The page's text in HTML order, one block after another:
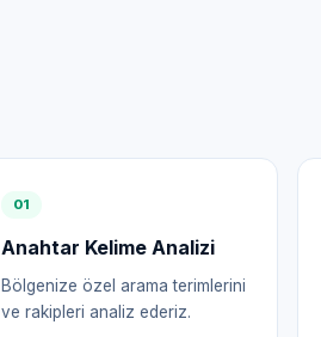
01
Anahtar Kelime Analizi
Bölgenize özel arama terimlerini
ve rakipleri analiz ederiz.